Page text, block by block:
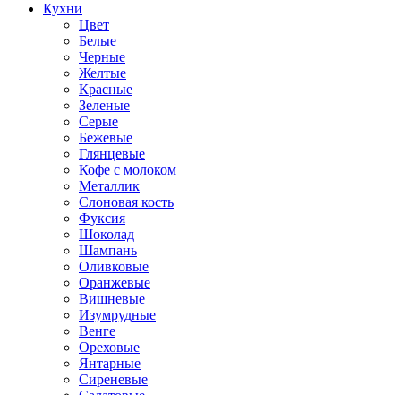
Кухни
Цвет
Белые
Черные
Желтые
Красные
Зеленые
Серые
Бежевые
Глянцевые
Кофе с молоком
Металлик
Слоновая кость
Фуксия
Шоколад
Шампань
Оливковые
Оранжевые
Вишневые
Изумрудные
Венге
Ореховые
Янтарные
Сиреневые